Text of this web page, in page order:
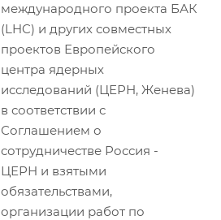
международного проекта БАК
(LHC) и других совместных
проектов Европейского
центра ядерных
исследований (ЦЕРН, Женева)
в соответствии с
Соглашением о
сотрудничестве Россия -
ЦЕРН и взятыми
обязательствами,
организации работ по